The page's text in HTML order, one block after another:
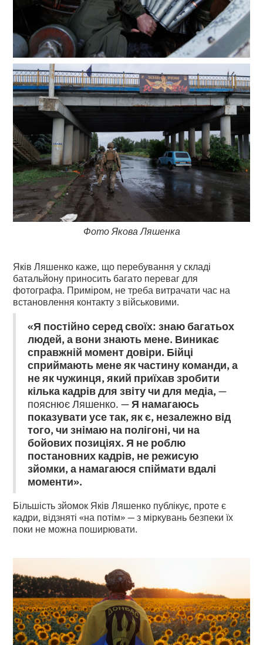
Фото Якова Ляшенка
Яків Ляшенко каже, що перебування у складі
батальйону приносить багато переваг для
фотографа. Приміром, не треба витрачати час на
встановлення контакту з військовими.
«Я постійно серед своїх: знаю багатьох
людей, а вони знають мене. Виникає
справжній момент довіри. Бійці
сприймають мене як частину команди, а
не як чужинця, який приїхав зробити
кілька кадрів для звіту чи для медіа,—
пояснює Ляшенко. —Я намагаюсь
показувати усе так, як є, незалежно від
того, чи знімаю на полігоні, чи на
бойових позиціях. Я не роблю
постановних кадрів, не режисую
зйомки, а намагаюся спіймати вдалі
моменти».
Більшість зйомок Яків Ляшенко публікує, проте є
кадри, відзняті «на потім» — з міркувань безпеки їх
поки не можна поширювати.